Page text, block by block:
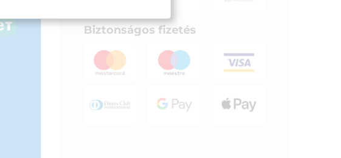
Biztonságos fizetés